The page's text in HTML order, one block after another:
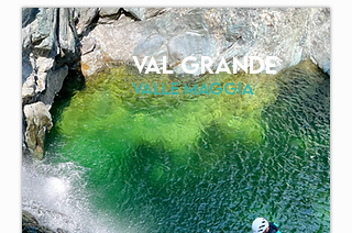
VAL GRANDE
VALLE MAGGIA